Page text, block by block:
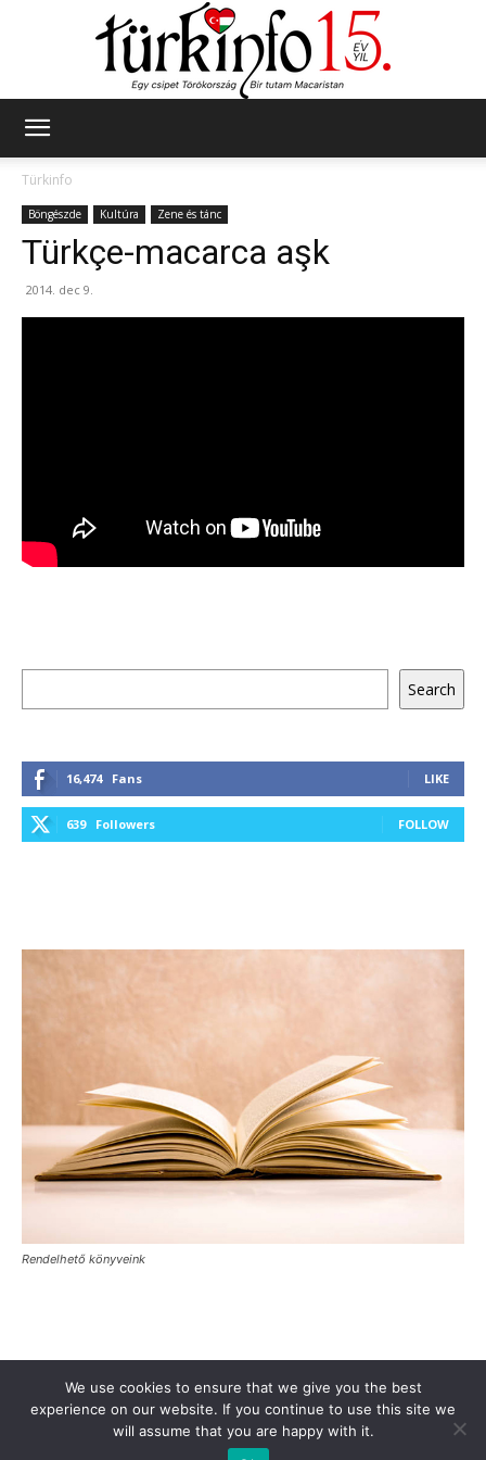
Türkinfo
Böngészde Kultúra Zene és tánc
Türkçe-macarca aşk
2014. dec 9.
Search
16,474 Fans LIKE
639 Followers FOLLOW
Rendelhető könyveink
Támogasd a Türkinfót! Kiadványaink
Médiaajánlat
Impresszum
Adatkezelési Tájékoztató ÁSZF
Alapítvány
Rólunk
Kapcsolat
We use cookies to ensure that we give you the best
experience on our website. If you continue to use this site we
will assume that you are happy with it.